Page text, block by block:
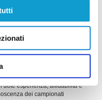
i pali arriva Luca
con l'arrivo di Luca
con Azzurra Mariner e
Promozione e Prima Categoria,
dote esperienza, affidabilità e
dei campionati